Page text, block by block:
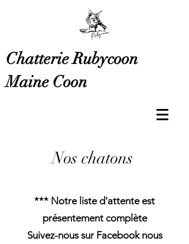
Chatterie Rubycoon
Maine Coon
Nos chatons
*** Notre liste d'attente est
présentement complète
Suivez-nous sur Facebook nous